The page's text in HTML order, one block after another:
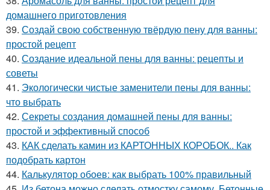
домашнего приготовления
39. Создай свою собственную твёрдую пену для ванны:
простой рецепт
40. Создание идеальной пены для ванны: рецепты и
советы
41. Экологически чистые заменители пены для ванны:
что выбрать
42. Секреты создания домашней пены для ванны:
простой и эффективный способ
43. КАК сделать камин из КАРТОННЫХ КОРОБОК.. Как
подобрать картон
44. Калькулятор обоев: как выбрать 100% правильный